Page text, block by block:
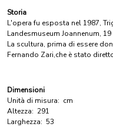
Storia
L'opera fu esposta nel 1987,
Landesmuseum Joannenum,
La scultura, prima di essere
Fernando Zari,che è stato
Dimensioni
Unità di misura: cm
Altezza: 291
Larghezza: 53